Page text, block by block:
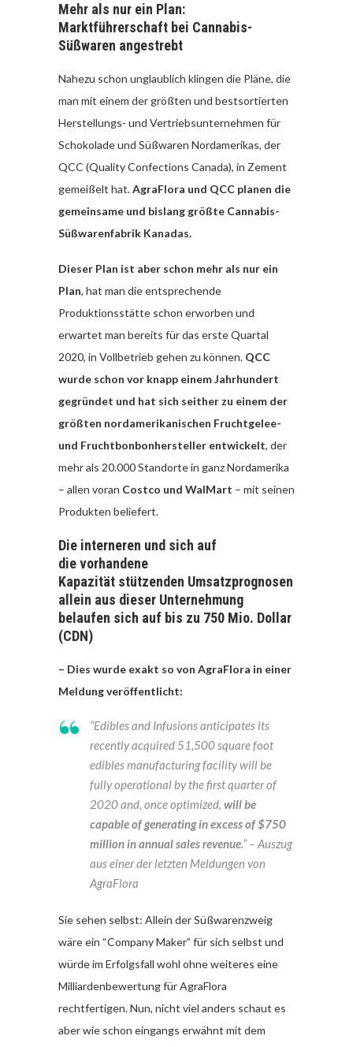
Mehr als nur ein Plan:
Marktführerschaft bei Cannabis-
Süßwaren angestrebt
Nahezu schon unglaublich klingen die Pläne, die
man mit einem der größten und bestsortierten
Herstellungs- und Vertriebsunternehmen für
Schokolade und Süßwaren Nordamerikas, der
QCC (Quality Confections Canada), in Zement
gemeißelt hat.AgraFlora und QCC planen die
gemeinsame und bislang größte Cannabis-
Süßwarenfabrik Kanadas.
Dieser Plan ist aber schon mehr als nur ein
Plan, hat man die entsprechende
Produktionsstätte schon erworben und
erwartet man bereits für das erste Quartal
2020, in Vollbetrieb gehen zu können. QCC
wurde schon vor knapp einem Jahrhundert
gegründet und hat sich seither zu einem der
größten nordamerikanischen Fruchtgelee-
und Fruchtbonbonhersteller entwickelt, der
mehr als 20.000 Standorte in ganz Nordamerika
– allen voran Costco und WalMart – mit seinen
Produkten beliefert.
Die interneren und sich auf
die vorhandene
Kapazität stützenden Umsatzprognosen
allein aus dieser Unternehmung
belaufen sich auf bis zu 750 Mio. Dollar
(CDN)
– Dies wurde exakt so von AgraFlora in einer
Meldung veröffentlicht:
“Edibles and Infusions anticipates its
recently acquired 51,500 square foot
edibles manufacturing facility will be
fully operational by the first quarter of
2020 and, once optimized, will be
capable of generating in excess of $750
million in annual sales revenue.” – Auszug
aus einer der letzten Meldungen von
AgraFlora
Sie sehen selbst: Allein der Süßwarenzweig
wäre ein “Company Maker” für sich selbst und
würde im Erfolgsfall wohl ohne weiteres eine
Milliardenbewertung für AgraFlora
rechtfertigen. Nun, nicht viel anders schaut es
aber wie schon eingangs erwähnt mit dem